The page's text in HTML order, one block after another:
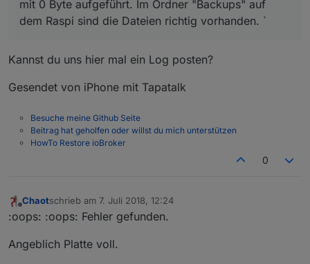
mit 0 Byte aufgeführt. Im Ordner "Backups" auf
dem Raspi sind die Dateien richtig vorhanden. `
Kannst du uns hier mal ein Log posten?
Gesendet von iPhone mit Tapatalk
Besuche meine Github Seite
Beitrag hat geholfen oder willst du mich unterstützen
HowTo Restore ioBroker
0
Chaotschrieb am 7. Juli 2018, 12:24
zuletzt editiert von
:oops: :oops: Fehler gefunden.
Angeblich Platte voll.